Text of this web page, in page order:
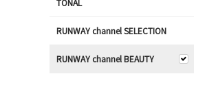
TONAL
RUNWAY channel SELECTION
RUNWAY channel BEAUTY